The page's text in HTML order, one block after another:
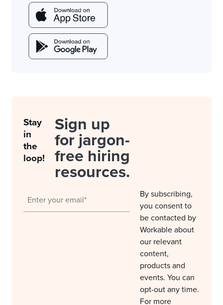
Stay
in
the
loop!
Sign up
for jargon-
free hiring
resources.
By subscribing,
you consent to
be contacted by
Workable about
our relevant
content,
products and
events. You can
opt-out any time.
For more